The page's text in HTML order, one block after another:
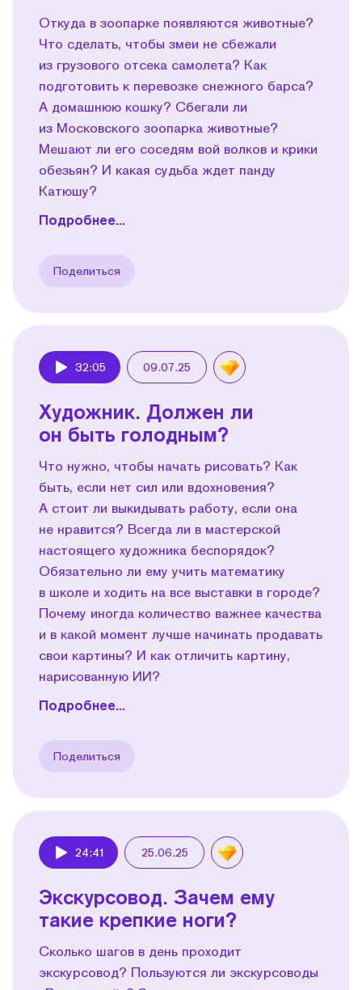
Откуда в зоопарке появляются животные?
Что сделать, чтобы змеи не сбежали
из грузового отсека самолета? Как
подготовить к перевозке снежного барса?
А домашнюю кошку? Сбегали ли
из Московского зоопарка животные?
Мешают ли его соседям вой волков и крики
обезьян? И какая судьба ждет панду
Катюшу?
Подробнее...
Поделиться
32:05 09.07.25
Художник. Должен ли
он быть голодным?
Что нужно, чтобы начать рисовать? Как
быть, если нет сил или вдохновения?
А стоит ли выкидывать работу, если она
не нравится? Всегда ли в мастерской
настоящего художника беспорядок?
Обязательно ли ему учить математику
в школе и ходить на все выставки в городе?
Почему иногда количество важнее качества
и в какой момент лучше начинать продавать
свои картины? И как отличить картину,
нарисованную ИИ?
Подробнее...
Поделиться
24:41 25.06.25
Экскурсовод. Зачем ему
такие крепкие ноги?
Сколько шагов в день проходит
экскурсовод? Пользуются ли экскурсоводы